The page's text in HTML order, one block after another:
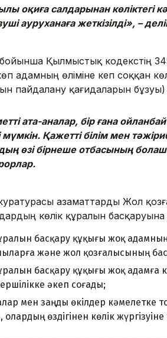
оқиға салдарынан
ауруханаға жеткізілді», –
Қылмыстық кодекстің
адамның өлiмiне әкеп соққан
пайдалану қағидаларын бұзуы)
ата-аналар, бір ғана
мүмкін. Қажетті білім мен
өзі бірнеше отбасының
азаматтарды Жол
көлік құралын
басқару құқығы жоқ адамның
және жол қозғалысының
басқару құқығы жоқ адамға
әкеп соғады;
мен заңды өкілдер кәмелетке
өздігінен көлік